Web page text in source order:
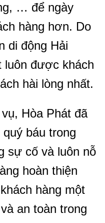
… để ngày
hàng hơn. Do
di động Hải
luôn được khách
hài lòng nhất.
Hòa Phát đã
báu trong
sự cố và luôn nỗ
hoàn thiện
hàng một
an toàn trong